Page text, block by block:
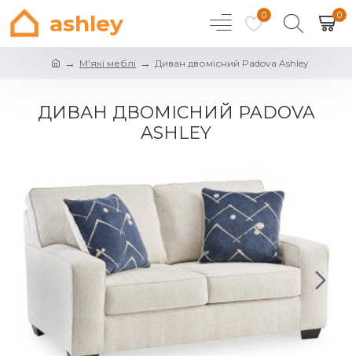
ashley 0 0
М'які меблі Диван двомісний Padova Ashley
ДИВАН ДВОМІСНИЙ PADOVA
ASHLEY